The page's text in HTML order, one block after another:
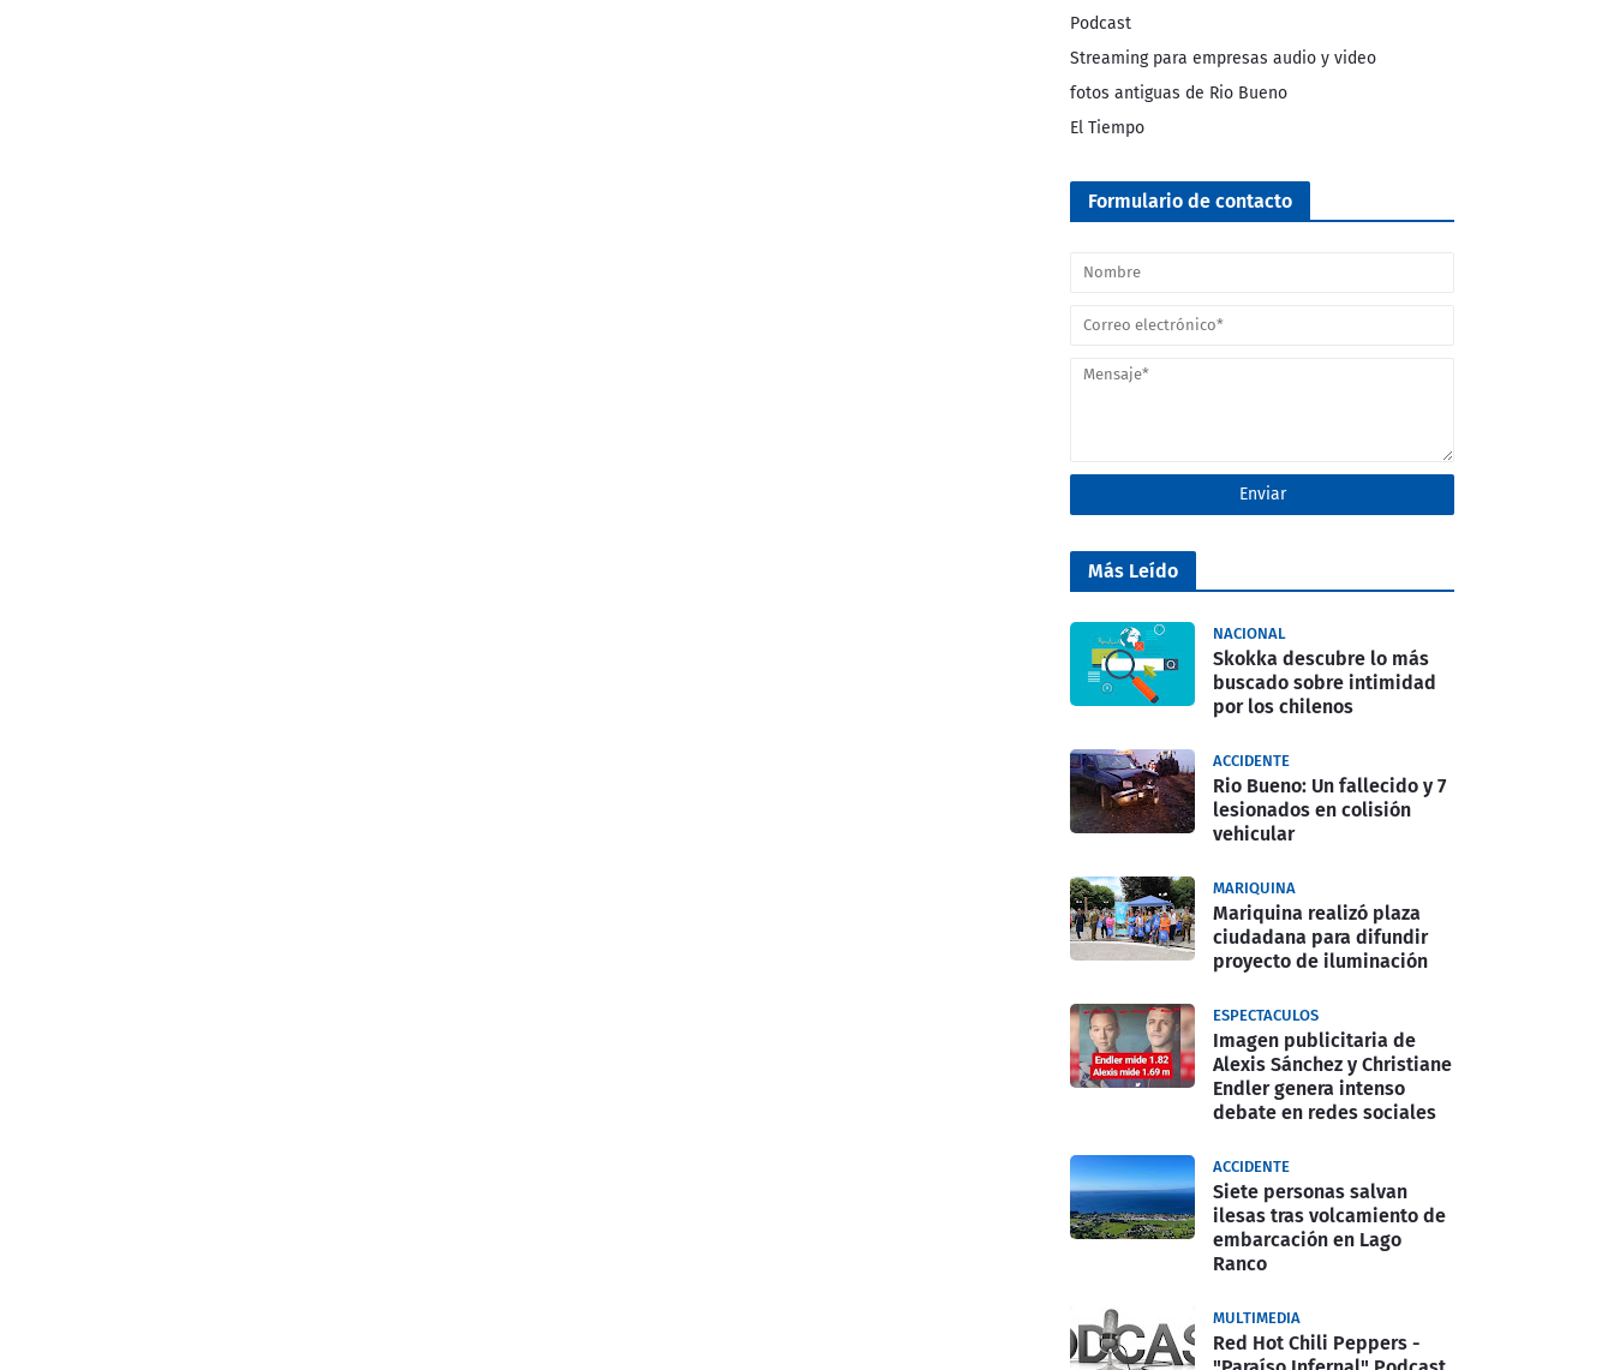
Podcast
Streaming para empresas audio y video
fotos antiguas de Rio Bueno
El Tiempo
Formulario de contacto
Más Leído
NACIONAL
Skokka descubre lo más
buscado sobre intimidad
por los chilenos
ACCIDENTE
Rio Bueno: Un fallecido y 7
lesionados en colisión
vehicular
MARIQUINA
Mariquina realizó plaza
ciudadana para difundir
proyecto de iluminación
ESPECTACULOS
Imagen publicitaria de
Alexis Sánchez y Christiane
Endler genera intenso
debate en redes sociales
ACCIDENTE
Siete personas salvan
ilesas tras volcamiento de
embarcación en Lago
Ranco
MULTIMEDIA
Red Hot Chili Peppers -